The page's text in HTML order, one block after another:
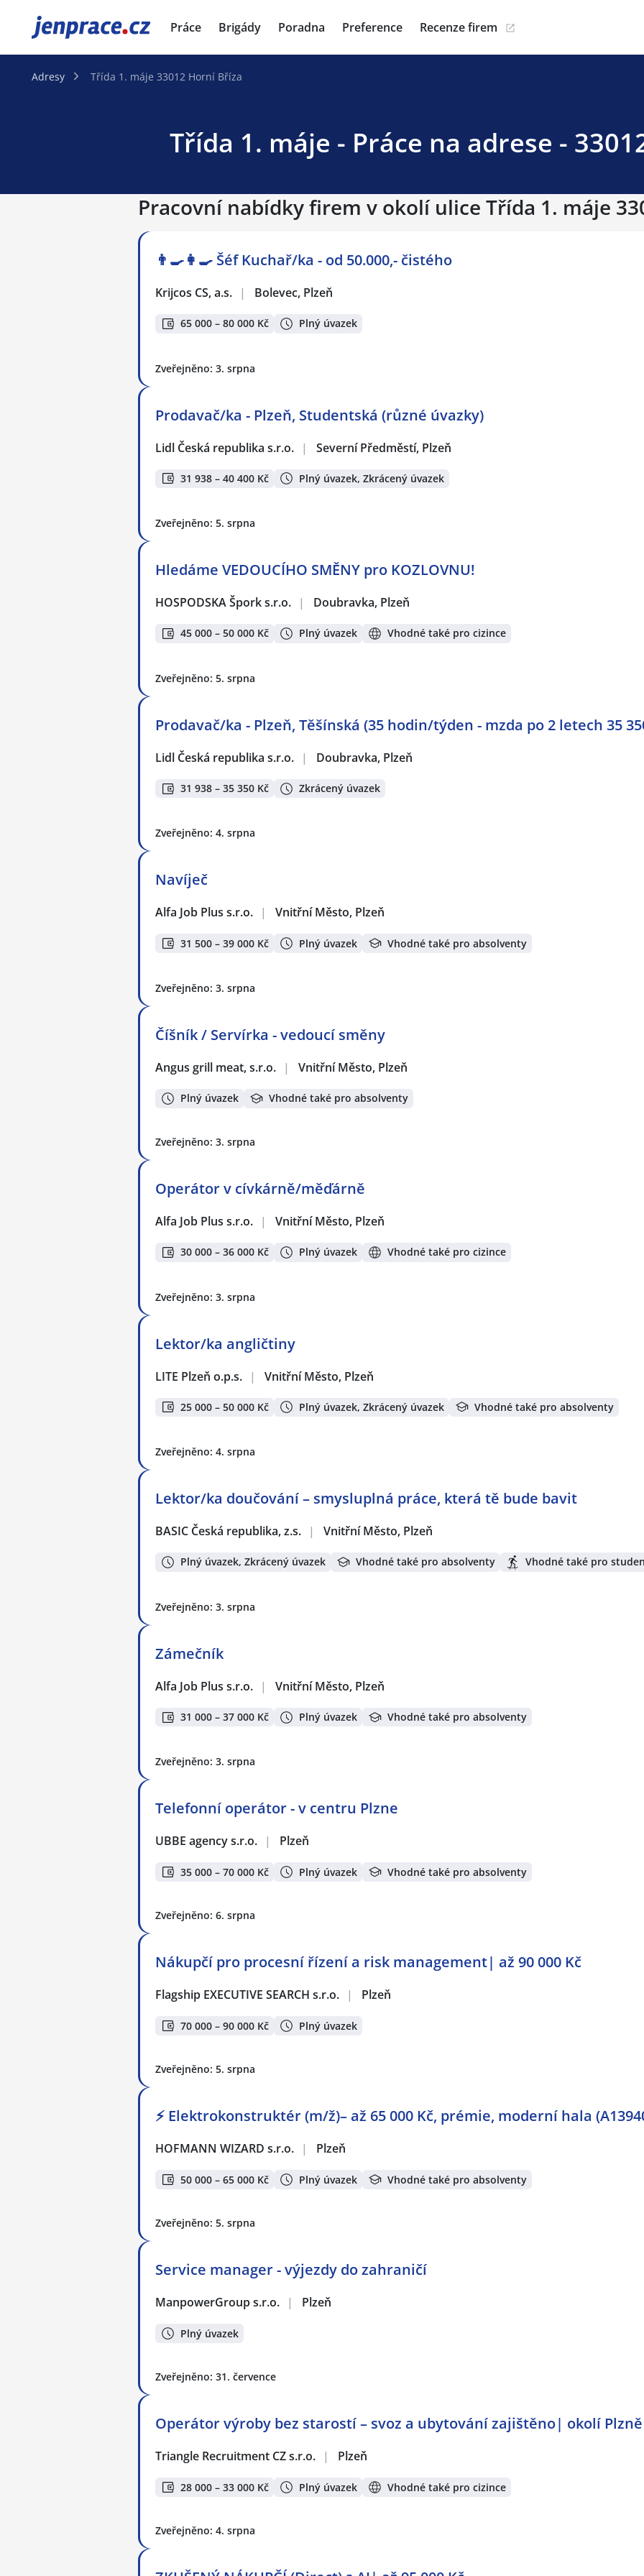
JenPráce.cz Práce Brigády Poradna Preference Recenze firem
Adresy Třída 1. máje 33012 Horní Bříza
Třída 1. máje - Práce na adrese -
Pracovní nabídky firem v okolí ulice Třída 1. máje
👨‍🍳👩‍🍳​​​​​​​ Šéf Kuchař/ka - od 50.000,- čistého
Krijcos CS, a.s. | Bolevec, Plzeň
65 000 – 80 000 Kč Plný úvazek
Zveřejněno: 3. srpna
Prodavač/ka - Plzeň, Studentská (různé úvazky)
Lidl Česká republika s.r.o. | Severní Předměstí, Plzeň
31 938 – 40 400 Kč Plný úvazek, Zkrácený úvazek
Zveřejněno: 5. srpna
Hledáme VEDOUCÍHO SMĚNY pro KOZLOVNU!
HOSPODSKA Špork s.r.o. | Doubravka, Plzeň
45 000 – 50 000 Kč Plný úvazek Vhodné také pro cizince
Zveřejněno: 5. srpna
Prodavač/ka - Plzeň, Těšínská (35 hodin/týden - mzda po 2 letech 35
Lidl Česká republika s.r.o. | Doubravka, Plzeň
31 938 – 35 350 Kč Zkrácený úvazek
Zveřejněno: 4. srpna
Navíječ
Alfa Job Plus s.r.o. | Vnitřní Město, Plzeň
31 500 – 39 000 Kč Plný úvazek Vhodné také pro absolventy
Zveřejněno: 3. srpna
Číšník / Servírka - vedoucí směny
Angus grill meat, s.r.o. | Vnitřní Město, Plzeň
Plný úvazek Vhodné také pro absolventy
Zveřejněno: 3. srpna
Operátor v cívkárně/měďárně
Alfa Job Plus s.r.o. | Vnitřní Město, Plzeň
30 000 – 36 000 Kč Plný úvazek Vhodné také pro cizince
Zveřejněno: 3. srpna
Lektor/ka angličtiny
LITE Plzeň o.p.s. | Vnitřní Město, Plzeň
25 000 – 50 000 Kč Plný úvazek, Zkrácený úvazek Vhodné také pro absolventy
Zveřejněno: 4. srpna
Lektor/ka doučování – smysluplná práce, která tě bude bavit
BASIC Česká republika, z.s. | Vnitřní Město, Plzeň
Plný úvazek, Zkrácený úvazek Vhodné také pro absolventy Vhodné také pro
Zveřejněno: 3. srpna
Zámečník
Alfa Job Plus s.r.o. | Vnitřní Město, Plzeň
31 000 – 37 000 Kč Plný úvazek Vhodné také pro absolventy
Zveřejněno: 3. srpna
Telefonní operátor - v centru Plzne
UBBE agency s.r.o. | Plzeň
35 000 – 70 000 Kč Plný úvazek Vhodné také pro absolventy
Zveřejněno: 6. srpna
Nákupčí pro procesní řízení a risk management| až 90 000 Kč
Flagship EXECUTIVE SEARCH s.r.o. | Plzeň
70 000 – 90 000 Kč Plný úvazek
Zveřejněno: 5. srpna
⚡ Elektrokonstruktér (m/ž)– až 65 000 Kč, prémie, moderní hala
HOFMANN WIZARD s.r.o. | Plzeň
50 000 – 65 000 Kč Plný úvazek Vhodné také pro absolventy
Zveřejněno: 5. srpna
Service manager - výjezdy do zahraničí
ManpowerGroup s.r.o. | Plzeň
Plný úvazek
Zveřejněno: 31. července
Operátor výroby bez starostí – svoz a ubytování zajištěno| okolí Plzně
Triangle Recruitment CZ s.r.o. | Plzeň
28 000 – 33 000 Kč Plný úvazek Vhodné také pro cizince
Zveřejněno: 4. srpna